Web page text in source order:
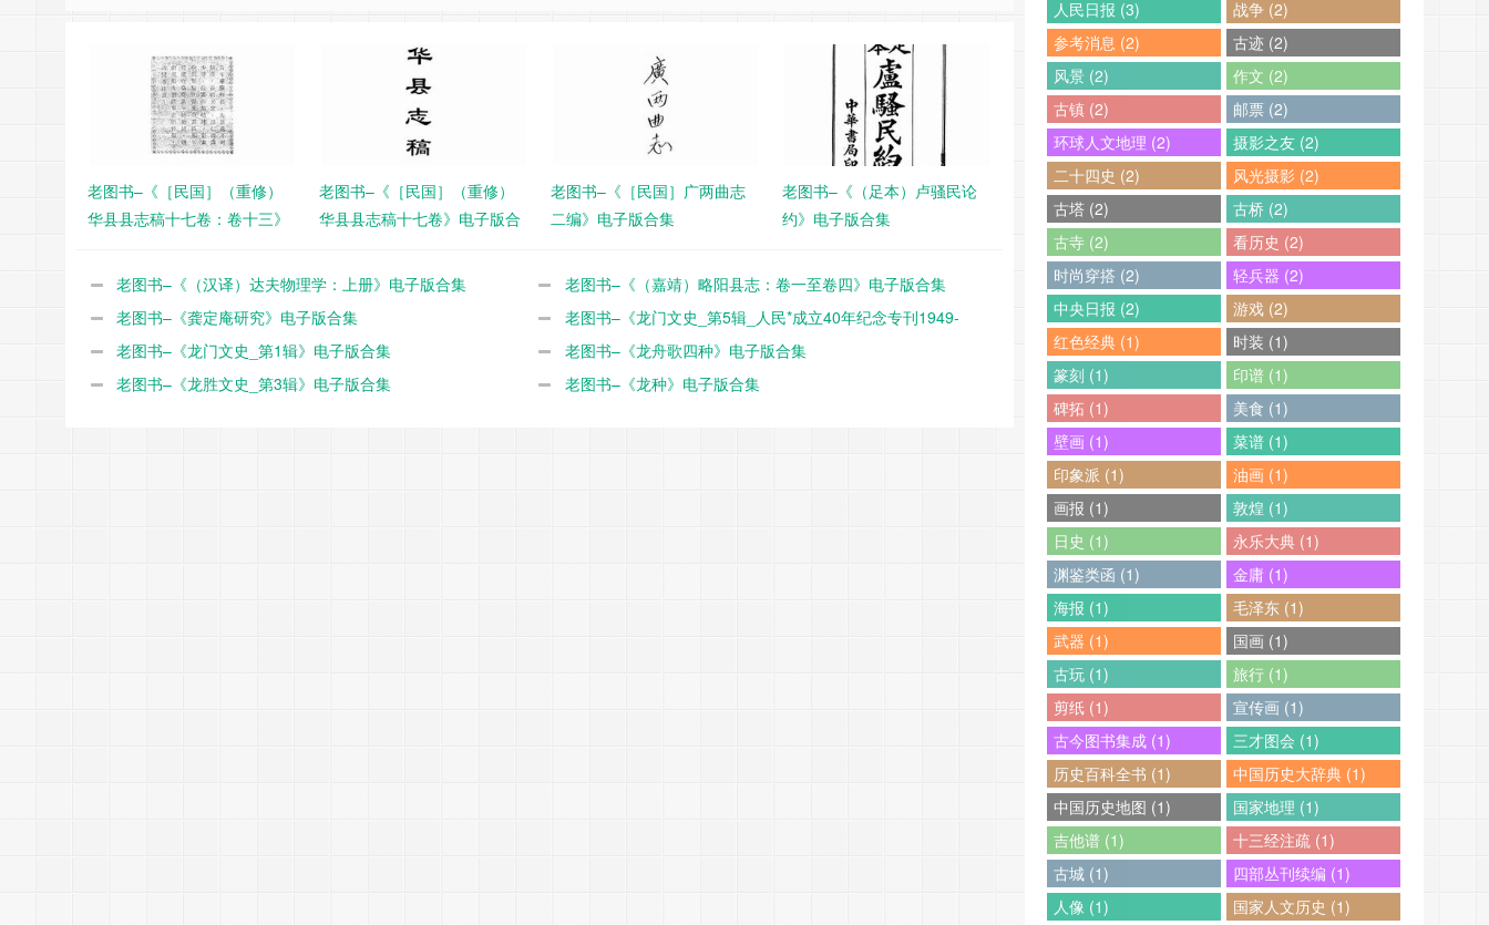
老图书–《［民国］（重修）
华县县志稿十七卷：卷十三》
老图书–《［民国］（重修）
华县县志稿十七卷》电子版合
老图书–《［民国］广两曲志
二编》电子版合集
老图书–《（足本）卢骚民论
约》电子版合集
老图书–《（汉译）达夫物理学：上册》电子版合集
老图书–《（嘉靖）略阳县志：卷一至卷四》电子版合集
老图书–《龚定庵研究》电子版合集
老图书–《龙门文史_第5辑_人民*成立40年纪念专刊1949-
1989》电子版合集
老图书–《龙门文史_第1辑》电子版合集
老图书–《龙舟歌四种》电子版合集
老图书–《龙胜文史_第3辑》电子版合集
老图书–《龙种》电子版合集
人民日报 (3)
战争 (2)
参考消息 (2)
古迹 (2)
风景 (2)
作文 (2)
古镇 (2)
邮票 (2)
环球人文地理 (2)
摄影之友 (2)
二十四史 (2)
风光摄影 (2)
古塔 (2)
古桥 (2)
古寺 (2)
看历史 (2)
时尚穿搭 (2)
轻兵器 (2)
中央日报 (2)
游戏 (2)
红色经典 (1)
时装 (1)
篆刻 (1)
印谱 (1)
碑拓 (1)
美食 (1)
壁画 (1)
菜谱 (1)
印象派 (1)
油画 (1)
画报 (1)
敦煌 (1)
日史 (1)
永乐大典 (1)
渊鉴类函 (1)
金庸 (1)
海报 (1)
毛泽东 (1)
武器 (1)
国画 (1)
古玩 (1)
旅行 (1)
剪纸 (1)
宣传画 (1)
古今图书集成 (1)
三才图会 (1)
历史百科全书 (1)
中国历史大辞典 (1)
中国历史地图 (1)
国家地理 (1)
吉他谱 (1)
十三经注疏 (1)
古城 (1)
四部丛刊续编 (1)
人像 (1)
国家人文历史 (1)